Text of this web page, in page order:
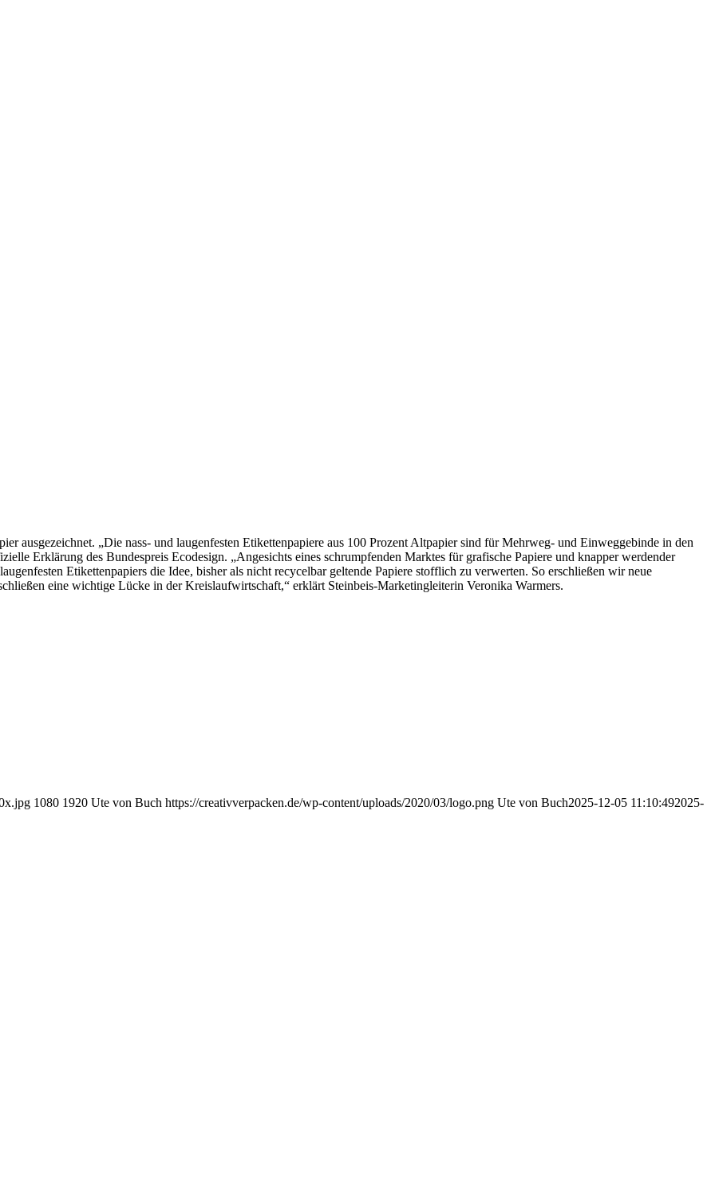
ausgezeichnet. „Die nass- und laugenfesten Etikettenpapiere aus 100 Prozent Altpapier sind für Mehrweg- und Einweggebinde in den
Erklärung des Bundespreis Ecodesign. „Angesichts eines schrumpfenden Marktes für grafische Papiere und knapper werdender
Etikettenpapiers die Idee, bisher als nicht recycelbar geltende Papiere stofflich zu verwerten. So erschließen wir neue
eine wichtige Lücke in der Kreislaufwirtschaft,“ erklärt Steinbeis-Marketingleiterin Veronika Warmers.
1080 1920 Ute von Buch https://creativverpacken.de/wp-content/uploads/2020/03/logo.png Ute von Buch2025-12-05 11:10:492025-